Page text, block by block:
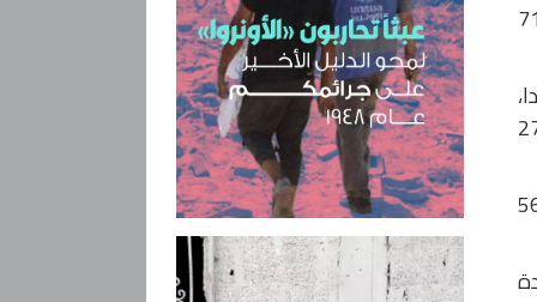
التي حصل فيها على 15 مقعدا من مجموع 71
بـ29 مقعدا،
الكردستاني بزعامة مسعود البارزاني 27
مقعدا، والسنية على 77 مقعدا، والكردية على 56